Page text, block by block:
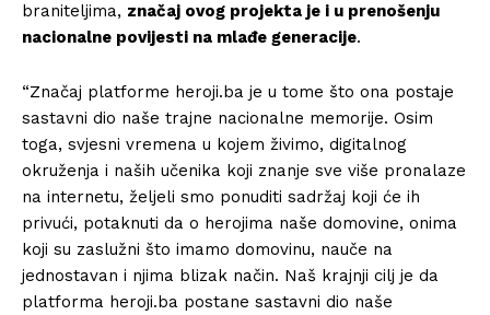
braniteljima, značaj ovog projekta je i u prenošenju
nacionalne povijesti na mlađe generacije.
“Značaj platforme heroji.ba je u tome što ona postaje
sastavni dio naše trajne nacionalne memorije. Osim
toga, svjesni vremena u kojem živimo, digitalnog
okruženja i naših učenika koji znanje sve više pronalaze
na internetu, željeli smo ponuditi sadržaj koji će ih
privući, potaknuti da o herojima naše domovine, onima
koji su zaslužni što imamo domovinu, nauče na
jednostavan i njima blizak način. Naš krajnji cilj je da
platforma heroji.ba postane sastavni dio naše